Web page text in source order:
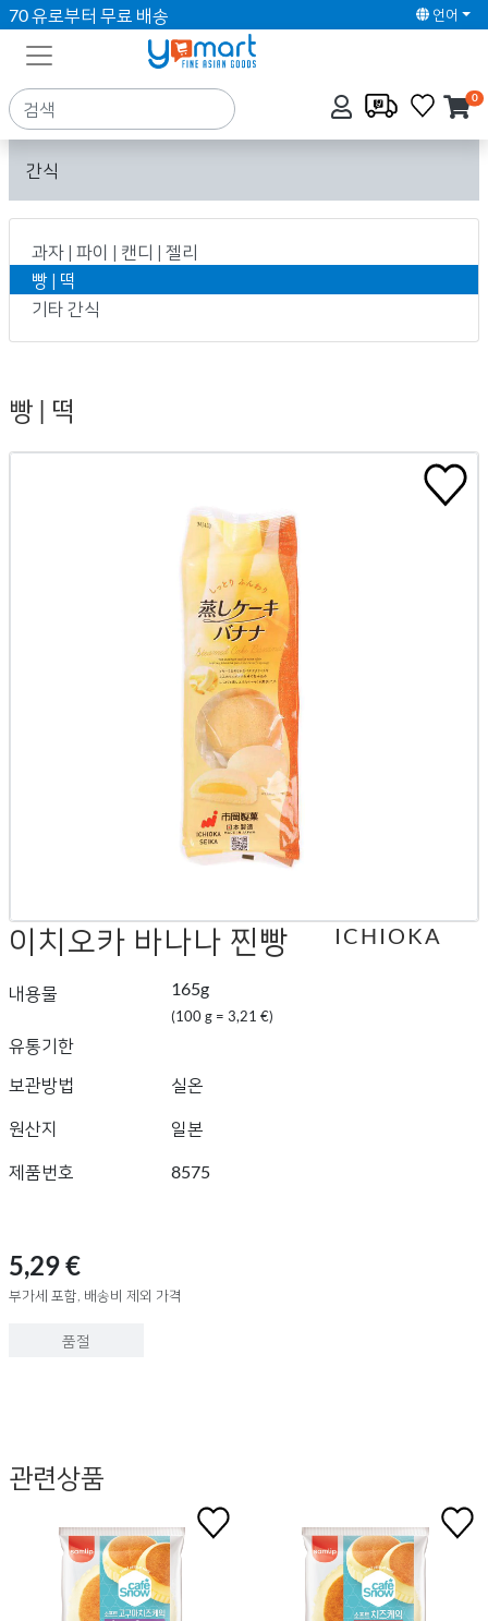
70 유로부터 무료 배송 언어
0
간식
과자 | 파이 | 캔디 | 젤리
빵 | 떡
기타 간식
빵 | 떡
이치오카 바나나 찐빵
내용물 165g
(100 g = 3,21 €)
유통기한
보관방법
실온
원산지 일본
제품번호 8575
ICHIOKA
5,29 €
부가세 포함, 배송비 제외 가격
품절
관련상품